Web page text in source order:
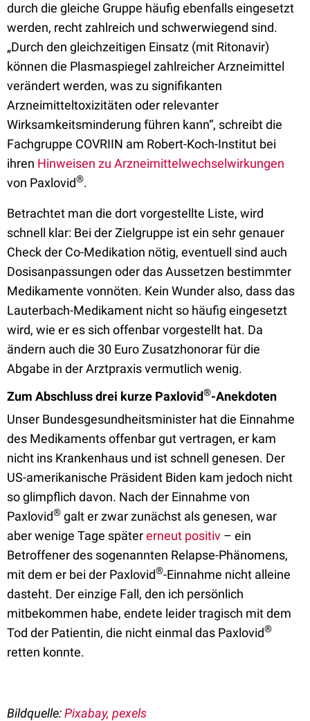
durch die gleiche Gruppe häufig ebenfalls eingesetzt
werden, recht zahlreich und schwerwiegend sind.
„Durch den gleichzeitigen Einsatz (mit Ritonavir)
können die Plasmaspiegel zahlreicher Arzneimittel
verändert werden, was zu signifikanten
Arzneimitteltoxizitäten oder relevanter
Wirksamkeitsminderung führen kann“, schreibt die
Fachgruppe COVRIIN am Robert-Koch-Institut bei
ihren Hinweisen zu Arzneimittelwechselwirkungen
von Paxlovid®.
Betrachtet man die dort vorgestellte Liste, wird
schnell klar: Bei der Zielgruppe ist ein sehr genauer
Check der Co-Medikation nötig, eventuell sind auch
Dosisanpassungen oder das Aussetzen bestimmter
Medikamente vonnöten. Kein Wunder also, dass das
Lauterbach-Medikament nicht so häufig eingesetzt
wird, wie er es sich offenbar vorgestellt hat. Da
ändern auch die 30 Euro Zusatzhonorar für die
Abgabe in der Arztpraxis vermutlich wenig.
Zum Abschluss drei kurze Paxlovid®-Anekdoten
Unser Bundesgesundheitsminister hat die Einnahme
des Medikaments offenbar gut vertragen, er kam
nicht ins Krankenhaus und ist schnell genesen. Der
US-amerikanische Präsident Biden kam jedoch nicht
so glimpflich davon. Nach der Einnahme von
Paxlovid® galt er zwar zunächst als genesen, war
aber wenige Tage spätererneut positiv – ein
Betroffener des sogenannten Relapse-Phänomens,
mit dem er bei der Paxlovid®-Einnahme nicht alleine
dasteht. Der einzige Fall, den ich persönlich
mitbekommen habe, endete leider tragisch mit dem
Tod der Patientin, die nicht einmal das Paxlovid®
retten konnte.
Bildquelle:Pixabay, pexels